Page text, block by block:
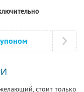
стоит только